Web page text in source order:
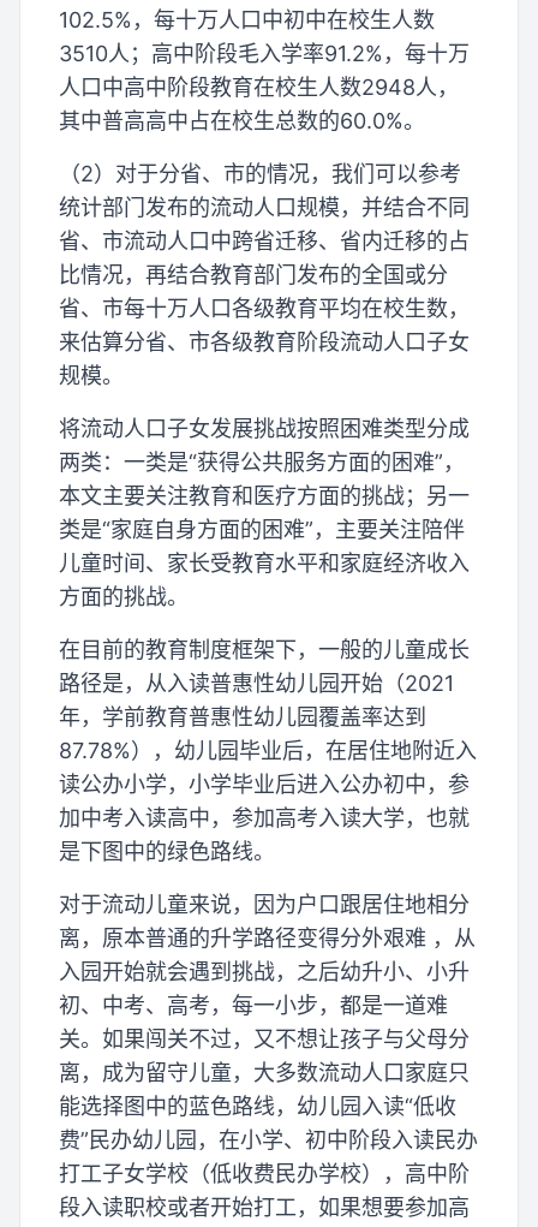
102.5%，每十万人口中初中在校生人数
3510人；高中阶段毛入学率91.2%，每十万
人口中高中阶段教育在校生人数2948人，
其中普高高中占在校生总数的60.0%。
（2）对于分省、市的情况，我们可以参考
统计部门发布的流动人口规模，并结合不同
省、市流动人口中跨省迁移、省内迁移的占
比情况，再结合教育部门发布的全国或分
省、市每十万人口各级教育平均在校生数，
来估算分省、市各级教育阶段流动人口子女
规模。
将流动人口子女发展挑战按照困难类型分成
两类：一类是“获得公共服务方面的困难”，
本文主要关注教育和医疗方面的挑战；另一
类是“家庭自身方面的困难”，主要关注陪伴
儿童时间、家长受教育水平和家庭经济收入
方面的挑战。
在目前的教育制度框架下，一般的儿童成长
路径是，从入读普惠性幼儿园开始（2021
年，学前教育普惠性幼儿园覆盖率达到
87.78%），幼儿园毕业后，在居住地附近入
读公办小学，小学毕业后进入公办初中，参
加中考入读高中，参加高考入读大学，也就
是下图中的绿色路线。
对于流动儿童来说，因为户口跟居住地相分
离，原本普通的升学路径变得分外艰难 ，从
入园开始就会遇到挑战，之后幼升小、小升
初、中考、高考，每一小步，都是一道难
关。如果闯关不过，又不想让孩子与父母分
离，成为留守儿童，大多数流动人口家庭只
能选择图中的蓝色路线，幼儿园入读“低收
费”民办幼儿园，在小学、初中阶段入读民办
打工子女学校（低收费民办学校），高中阶
段入读职校或者开始打工，如果想要参加高